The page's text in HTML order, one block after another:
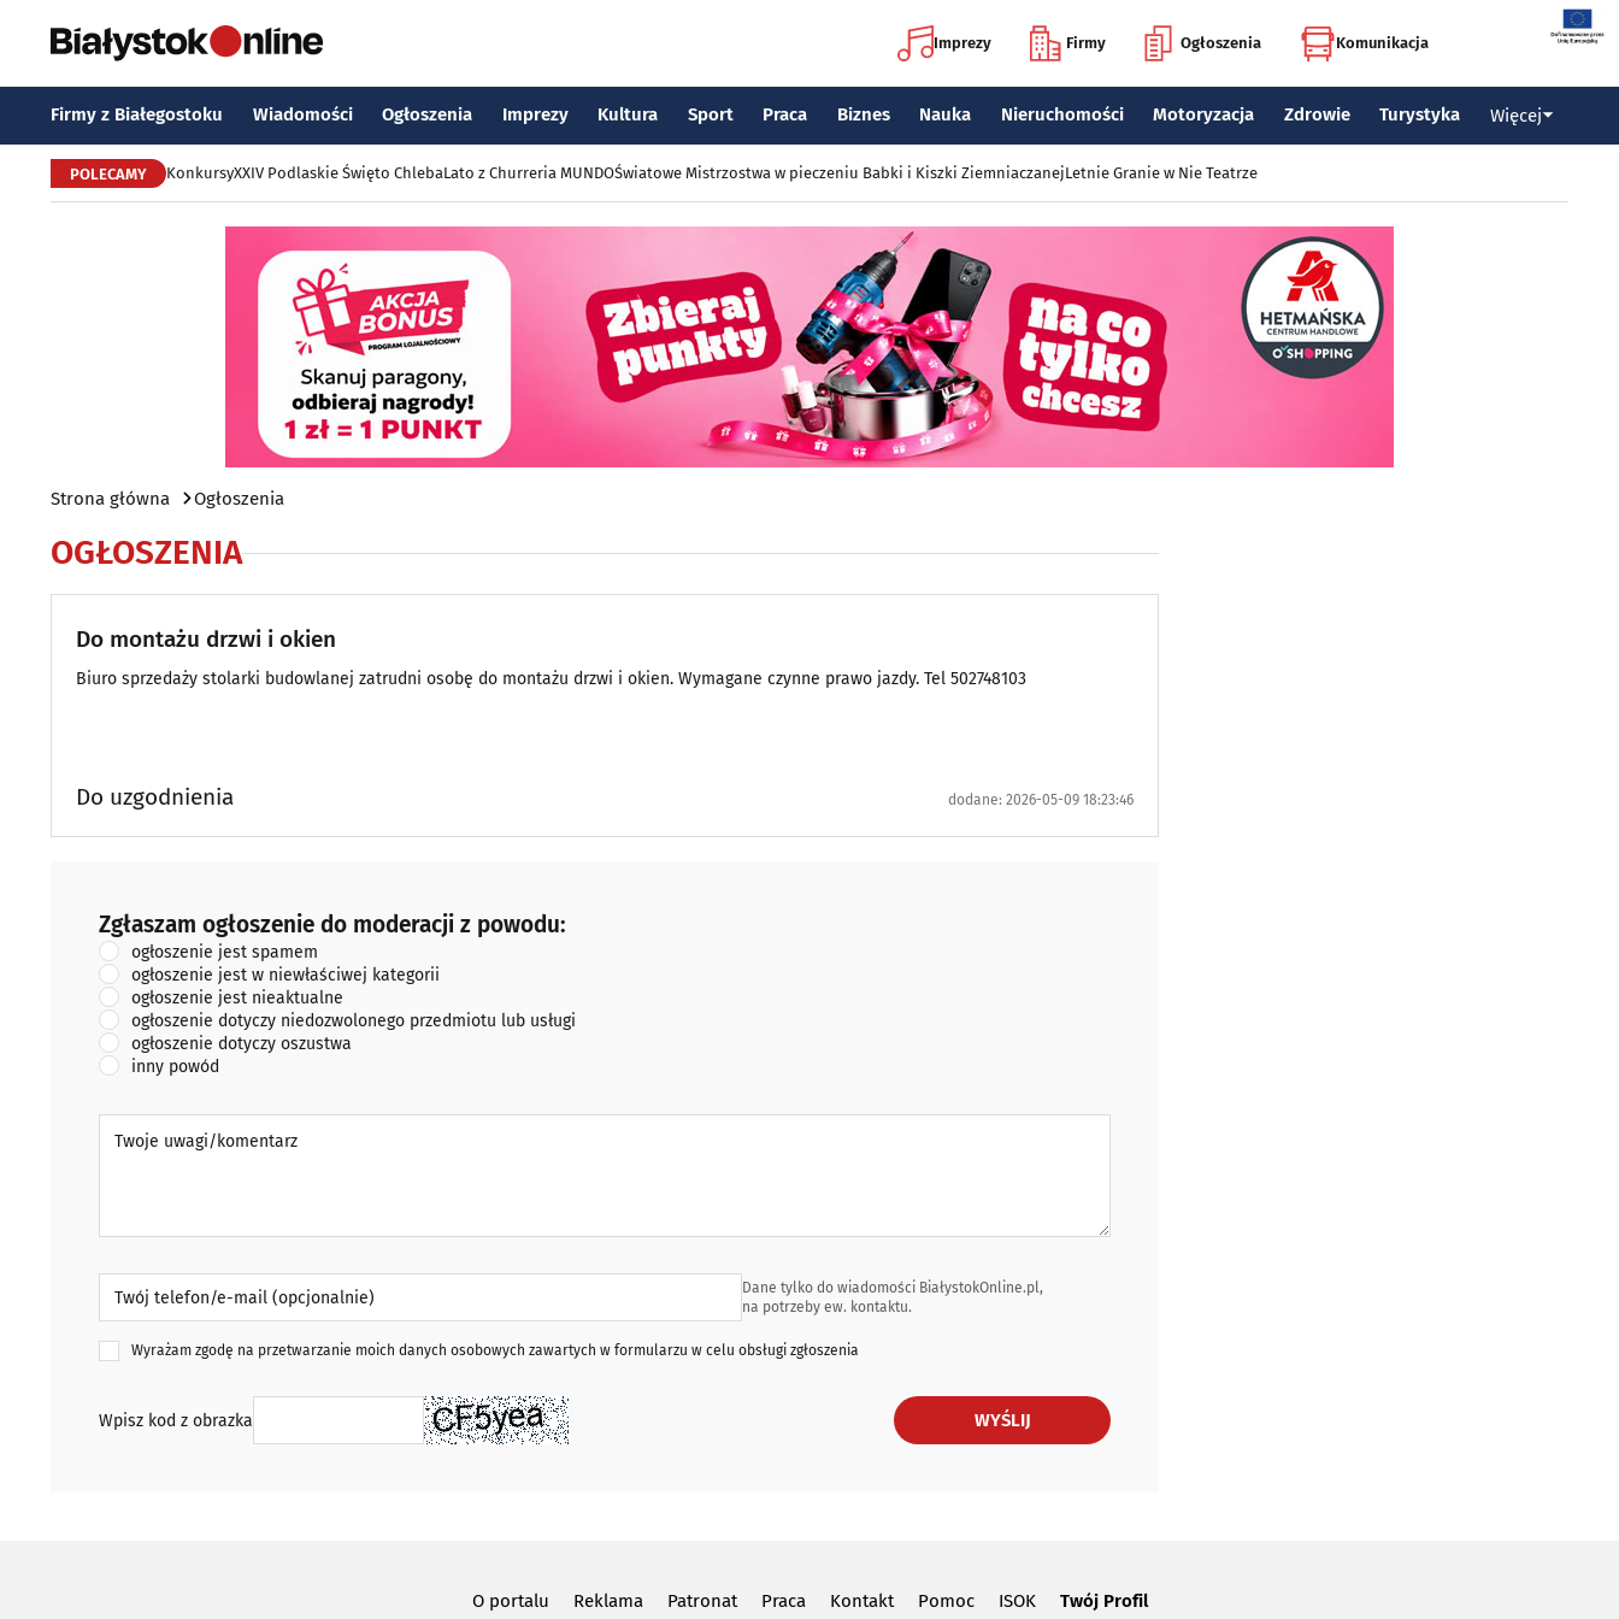
Imprezy Firmy Ogłoszenia Komunikacja
Firmy z Białegostoku Wiadomości Ogłoszenia Imprezy Kultura Sport Praca Biznes Nauka Nieruchomości Motoryzacja Zdrowie Turystyka Więcej
POLECAMY KonkursyXXIV Podlaskie Święto ChlebaLato z Churreria MUNDOŚwiatowe Mistrzostwa w pieczeniu Babki i Kiszki ZiemniaczanejLetnie Granie w Nie Teatrze
Strona główna Ogłoszenia
OGŁOSZENIA
Do montażu drzwi i okien
Biuro sprzedaży stolarki budowlanej zatrudni osobę do montażu drzwi i okien. Wymagane czynne prawo jazdy. Tel 502748103
Do uzgodnienia dodane: 2026-05-09 18:23:46
Zgłaszam ogłoszenie do moderacji z powodu:
Zgłaszam ogłoszenie do moderacji z powodu:
ogłoszenie jest spamem
ogłoszenie jest w niewłaściwej kategorii
ogłoszenie jest nieaktualne
ogłoszenie dotyczy niedozwolonego przedmiotu lub usługi
ogłoszenie dotyczy oszustwa
inny powód
Dane tylko do wiadomości BiałystokOnline.pl,
na potrzeby ew. kontaktu.
Wyrażam zgodę na przetwarzanie moich danych osobowych zawartych w formularzu w celu obsługi zgłoszenia
Wpisz kod z obrazka WYŚLIJ
O portalu Reklama Patronat Praca Kontakt Pomoc ISOK Twój Profil